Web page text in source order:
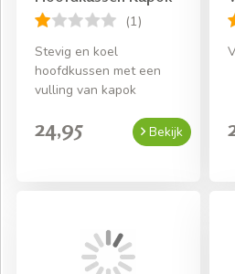
(1)
Stevig en koel
hoofdkussen met een
vulling van kapok
24,95 Bekijk